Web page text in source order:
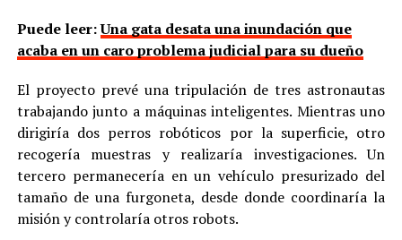
Puede leer:Una gata desata una inundación que
acaba en un caro problema judicial para su dueño
El proyecto prevé una tripulación de tres astronautas
trabajando junto a máquinas inteligentes. Mientras uno
dirigiría dos perros robóticos por la superficie, otro
recogería muestras y realizaría investigaciones. Un
tercero permanecería en un vehículo presurizado del
tamaño de una furgoneta, desde donde coordinaría la
misión y controlaría otros robots.